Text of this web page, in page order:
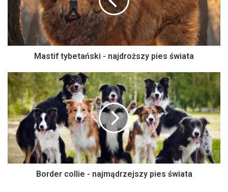
Mastif tybetański - najdroższy pies świata
Border collie - najmądrzejszy pies świata